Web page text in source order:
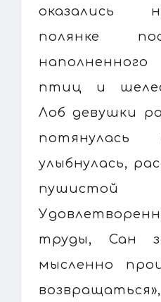
оказались
полянке
птиц и
Лоб девушки
улыбнулась,
труды, Сан
мысленно